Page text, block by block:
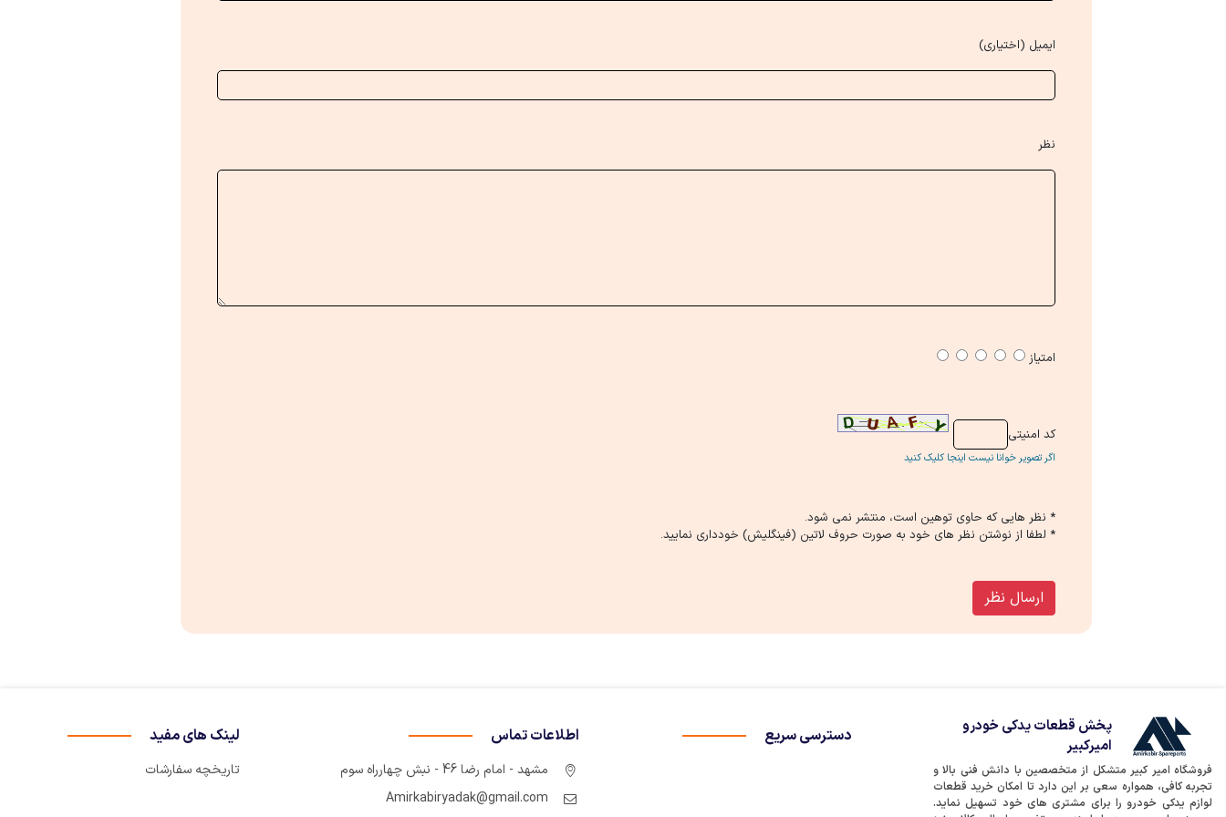
ایمیل (اختیاری)
نظر
امتیاز
كد امنیتی
اگر تصویر خوانا نیست اینجا کلیک کنید
* نظر هایی كه حاوی توهین است، منتشر نمی شود.
* لطفا از نوشتن نظر های خود به صورت حروف لاتین (فینگلیش) خودداری نمایید.
ارسال نظر
پخش قطعات یدکی خودرو
امیرکبیر
فروشگاه امیر کبیر متشکل از متخصصین با دانش فنی بالا و
تجربه کافی، همواره سعی بر این دارد تا امکان خرید قطعات
لوازم یدکی خودرو را برای مشتری های خود تسهیل نماید.
دسترسی سریع اطلاعات تماس
مشهد - امام رضا 46 - نبش چهارراه سوم
Amirkabiryadak@gmail.com
لینک های مفید
تاریخچه سفارشات